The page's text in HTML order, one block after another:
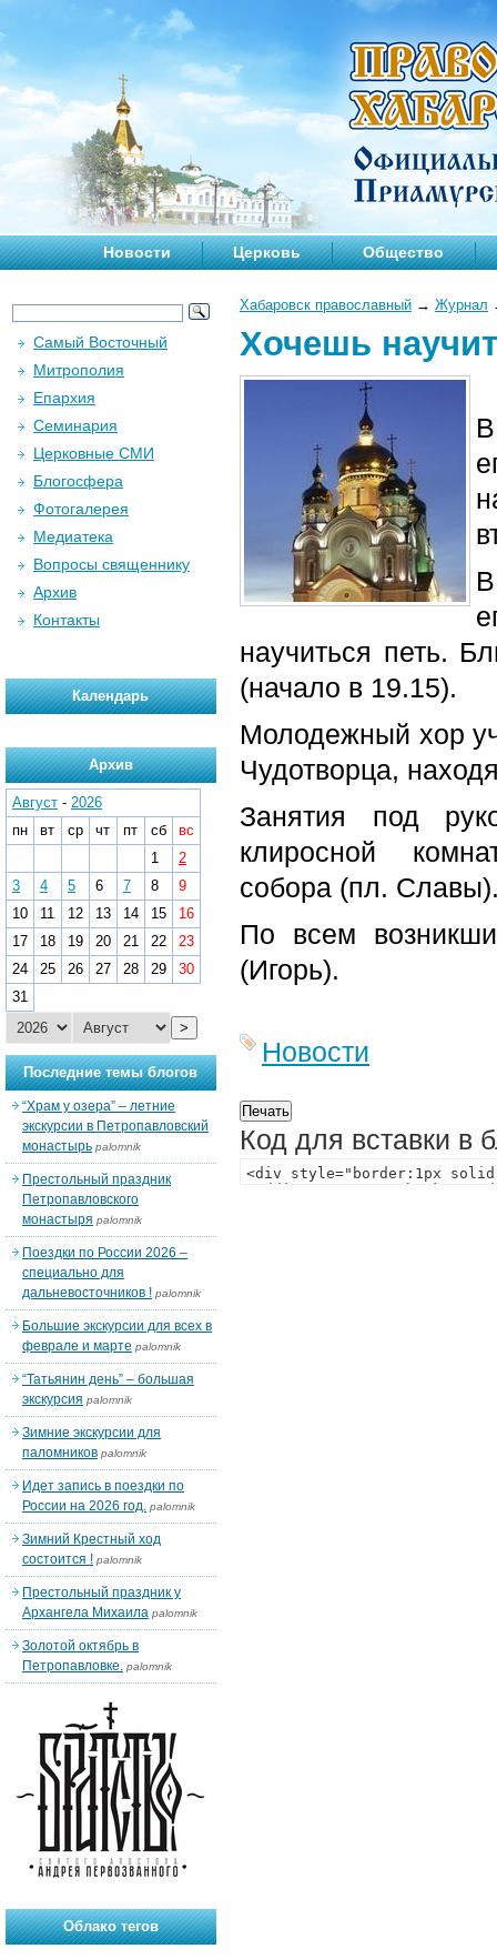
Новости Церковь Общество
Хабаровск православный → Журнал
Хочешь
научиться петь.
(начало в 19.15).
Молодежный хор
Чудотворца,
Занятия под
клиросной
собора (пл.
По всем
(Игорь).
Новости
Код для вставки в
Самый Восточный
Митрополия
Епархия
Семинария
Церковные СМИ
Блогосфера
Фотогалерея
Медиатека
Вопросы священнику
Архив
Контакты
Календарь
Архив
Август - 2026
пн
вт ср чт пт сб
вс
1
2
3
4 5 6 7 8
9
10
11 12 13 14 15
16
17
18 19 20 21 22
23
24
25 26 27 28 29
30
31
>
Последние темы блогов
“Храм у озера” – летние
экскурсии в Петропавловский
монастырь palomnik
Престольный праздник
Петропавловского
монастыря palomnik
Поездки по России 2026 –
специально для
дальневосточников ! palomnik
Большие экскурсии для всех в
феврале и марте palomnik
“Татьянин день” – большая
экскурсия palomnik
Зимние экскурсии для
паломников palomnik
Идет запись в поездки по
России на 2026 год. palomnik
Зимний Крестный ход
состоится ! palomnik
Престольный праздник у
Архангела Михаила palomnik
Золотой октябрь в
Петропавловке. palomnik
Облако тегов